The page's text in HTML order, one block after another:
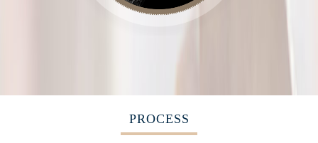
PROCESS